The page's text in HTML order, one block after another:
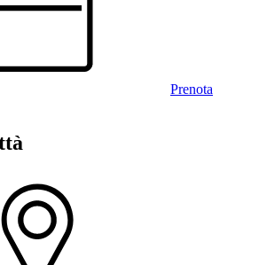
Prenota